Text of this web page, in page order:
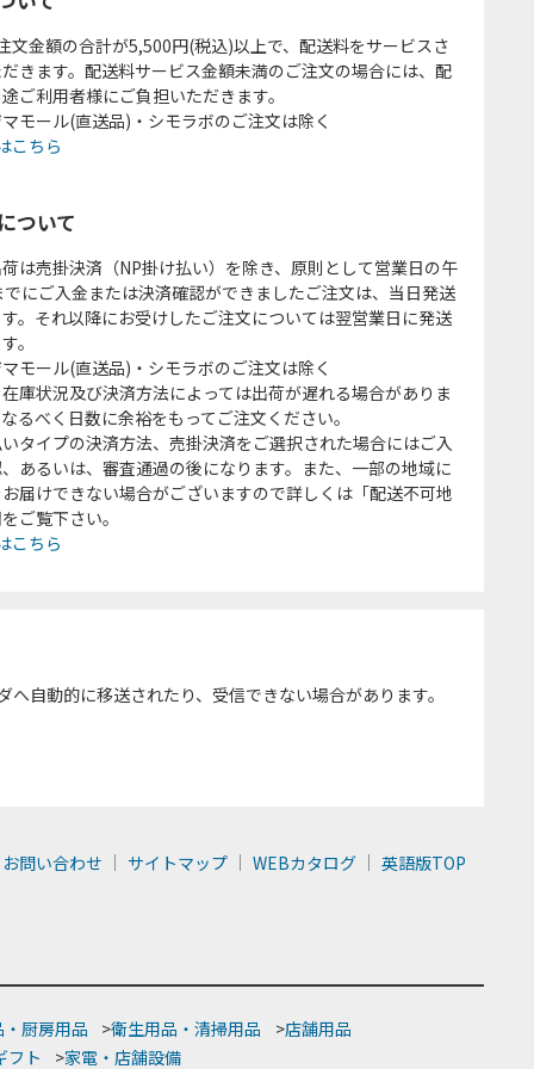
文金額の合計が5,500円(税込)以上で、配送料をサービスさ
きます。配送料サービス金額未満のご注文の場合には、配
ご利用者様にご負担いただきます。
モール(直送品)・シモラボのご注文は除く
こちら
ついて
は売掛決済（NP掛け払い）を除き、原則として営業日の午
にご入金または決済確認ができましたご注文は、当日発送
。それ以降にお受けしたご注文については翌営業日に発送
。
モール(直送品)・シモラボのご注文は除く
庫状況及び決済方法によっては出荷が遅れる場合がありま
るべく日数に余裕をもってご注文ください。
タイプの決済方法、売掛決済をご選択された場合にはご入
あるいは、審査通過の後になります。また、一部の地域に
届けできない場合がございますので詳しくは「配送不可地
ご覧下さい。
こちら
自動的に移送されたり、受信できない場合があります。
お問い合わせ サイトマップ WEBカタログ 英語版TOP
厨房用品 >衛生用品・清掃用品 >店舗用品
フト
>家電・店舗設備